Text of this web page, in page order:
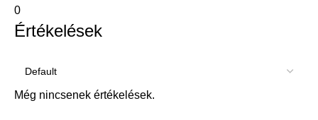
0
Értékelések
Még nincsenek értékelések.